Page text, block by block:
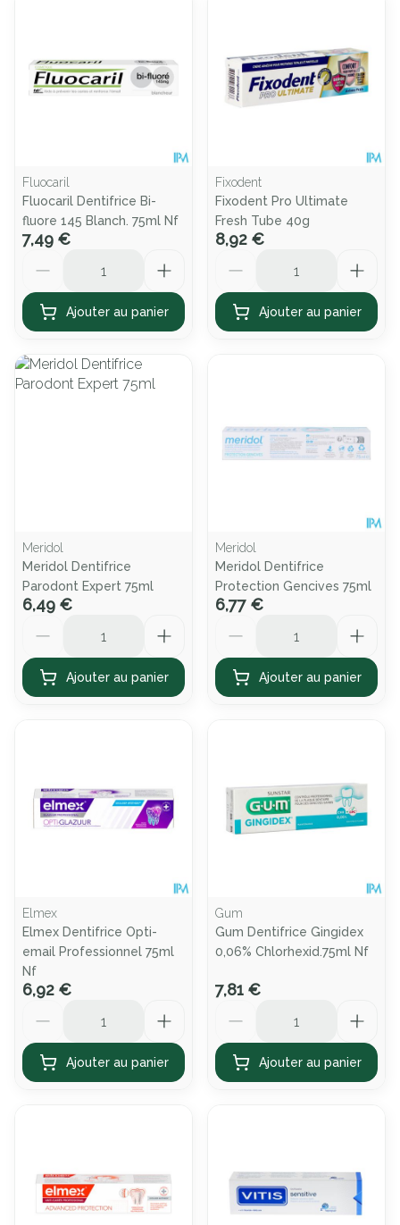
Fluocaril
Fluocaril Dentifrice Bi-
fluore 145 Blanch. 75ml Nf
7,49 €
Ajouter au panier
Fixodent
Fixodent Pro Ultimate
Fresh Tube 40g
8,92 €
Ajouter au panier
Meridol
Meridol Dentifrice
Parodont Expert 75ml
6,49 €
Ajouter au panier
Meridol
Meridol Dentifrice
Protection Gencives 75ml
6,77 €
Ajouter au panier
Elmex
Elmex Dentifrice Opti-
email Professionnel 75ml
Nf
6,92 €
Ajouter au panier
Gum
Gum Dentifrice Gingidex
0,06% Chlorhexid.75ml Nf
7,81 €
Ajouter au panier